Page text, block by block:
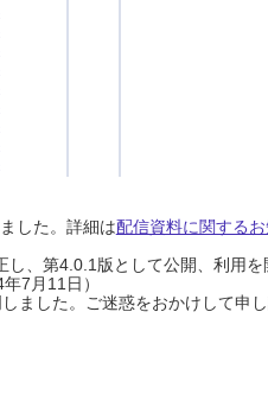
した。詳細は配信資料に関するお
、第4.0.1版として公開、利用
7月11日）
ました。ご迷惑をおかけして申